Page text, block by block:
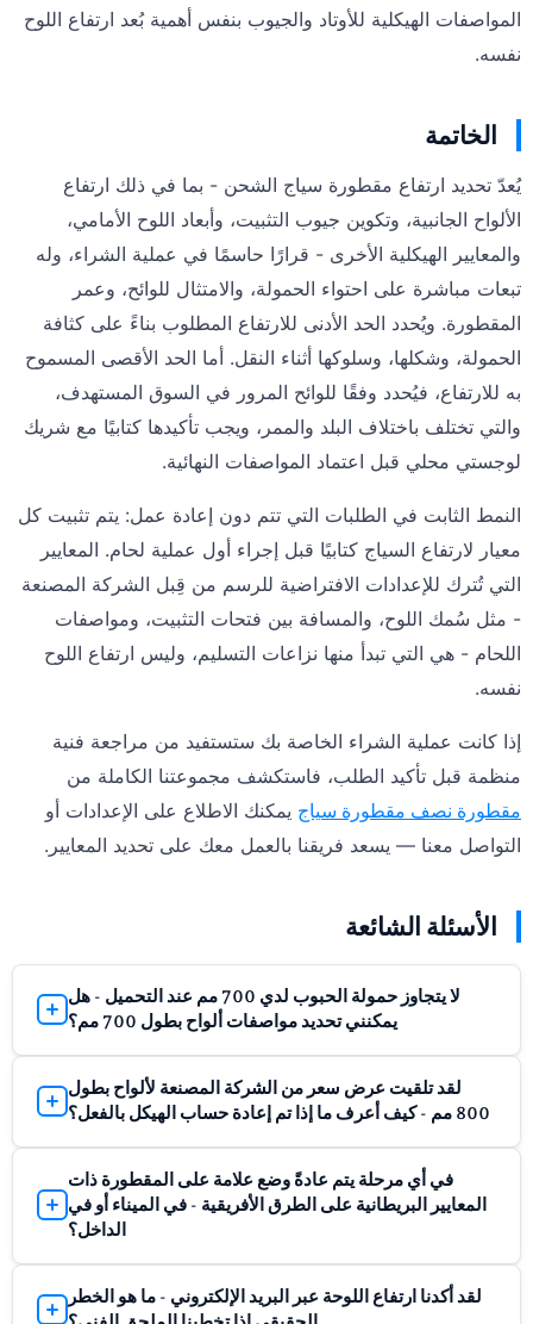
المواصفات الهيكلية للأوتاد والجيوب بنفس أهمية بُعد ارتفاع اللوح
نفسه.
الخاتمة
يُعدّ تحديد ارتفاع مقطورة سياج الشحن - بما في ذلك ارتفاع
الألواح الجانبية، وتكوين جيوب التثبيت، وأبعاد اللوح الأمامي،
والمعايير الهيكلية الأخرى - قرارًا حاسمًا في عملية الشراء، وله
تبعات مباشرة على احتواء الحمولة، والامتثال للوائح، وعمر
المقطورة. ويُحدد الحد الأدنى للارتفاع المطلوب بناءً على كثافة
الحمولة، وشكلها، وسلوكها أثناء النقل. أما الحد الأقصى المسموح
به للارتفاع، فيُحدد وفقًا للوائح المرور في السوق المستهدف،
والتي تختلف باختلاف البلد والممر، ويجب تأكيدها كتابيًا مع شريك
لوجستي محلي قبل اعتماد المواصفات النهائية.
النمط الثابت في الطلبات التي تتم دون إعادة عمل: يتم تثبيت كل
معيار لارتفاع السياج كتابيًا قبل إجراء أول عملية لحام. المعايير
التي تُترك للإعدادات الافتراضية للرسم من قِبل الشركة المصنعة
- مثل سُمك اللوح، والمسافة بين فتحات التثبيت، ومواصفات
اللحام - هي التي تبدأ منها نزاعات التسليم، وليس ارتفاع اللوح
نفسه.
إذا كانت عملية الشراء الخاصة بك ستستفيد من مراجعة فنية
منظمة قبل تأكيد الطلب، فاستكشف مجموعتنا الكاملة من
مقطورة نصف مقطورة سياج يمكنك الاطلاع على الإعدادات أو
التواصل معنا — يسعد فريقنا بالعمل معك على تحديد المعايير.
الأسئلة الشائعة
لا يتجاوز حمولة الحبوب لدي 700 مم عند التحميل - هل
يمكنني تحديد مواصفات ألواح بطول 700 مم؟
التعبئة الثابت البالغ 700 مم يُترجم إلى ضغط خارجي أعلى
بكثير من تلك النقطة بعد النقل على الطرق الوعرة. تستند
الحركة، وليس إلى مستوى تعبئة ساحة التخزين.
لقد تلقيت عرض سعر من الشركة المصنعة لألواح بطول
800 مم - كيف أعرف ما إذا تم إعادة حساب الهيكل بالفعل؟
عارضة الأرضية. إذا اقتصر عرض السعر على ذكر ارتفاع اللوح
والسعر الإجمالي فقط، فهذا يعني أن الهيكل لم يُعاد حسابه، بل
الرسم المُحدّث مع تاريخ المراجعة قبل قبول عرض السعر.
في أي مرحلة يتم عادةً وضع علامة على المقطورة ذات
المعايير البريطانية على الطرق الأفريقية - في الميناء أو في
الداخل؟
الجمركي في الموانئ عادةً على الوثائق. أما تأمين البضائع
لقد أكدنا ارتفاع اللوحة عبر البريد الإلكتروني - ما هو الخطر